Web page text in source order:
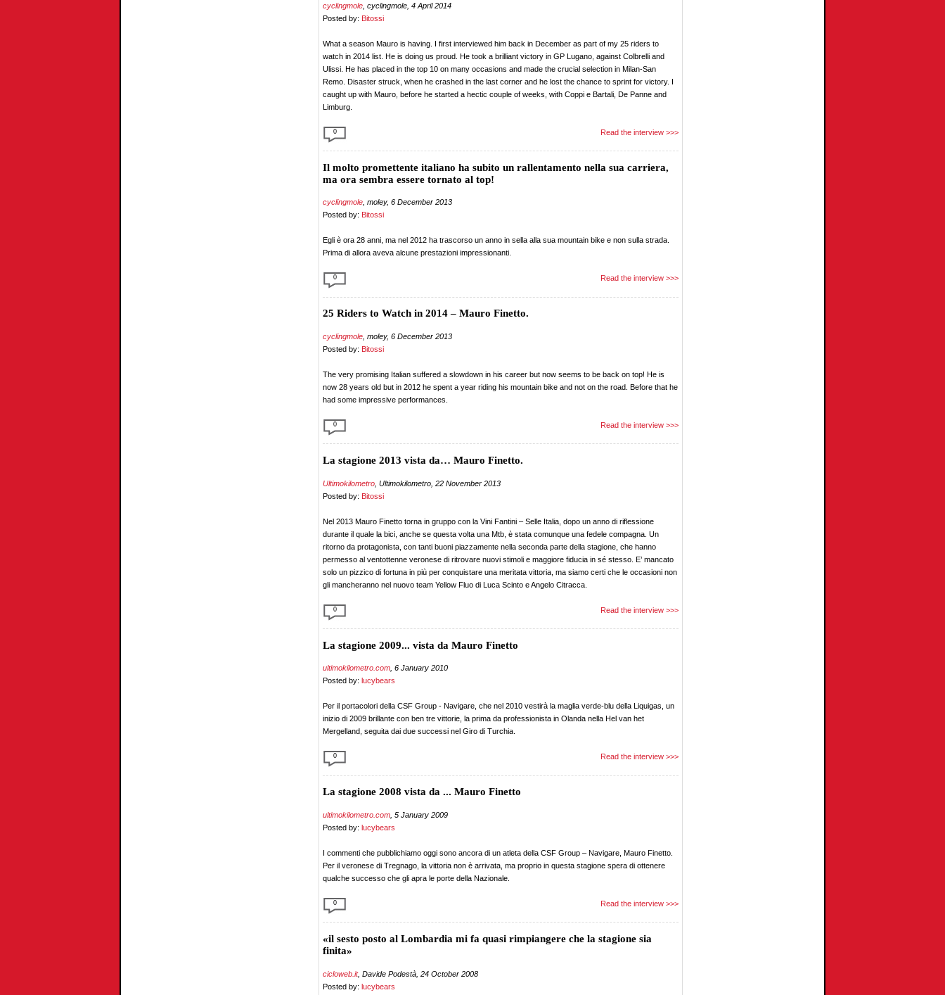
cyclingmole , cyclingmole, 4 April 2014
Posted by: Bitossi
What a season Mauro is having. I first interviewed him back in December as part of my 25 riders to
watch in 2014 list. He is doing us proud. He took a brilliant victory in GP Lugano, against Colbrelli and
Ulissi. He has placed in the top 10 on many occasions and made the crucial selection in Milan-San
Remo. Disaster struck, when he crashed in the last corner and he lost the chance to sprint for victory. I
caught up with Mauro, before he started a hectic couple of weeks, with Coppi e Bartali, De Panne and
Limburg.
0 Read the interview >>>
Il molto promettente italiano ha subito un rallentamento nella sua carriera,
ma ora sembra essere tornato al top!
cyclingmole, moley, 6 December 2013
Posted by: Bitossi
Egli è ora 28 anni, ma nel 2012 ha trascorso un anno in sella alla sua mountain bike e non sulla strada.
Prima di allora aveva alcune prestazioni impressionanti.
0 Read the interview >>>
25 Riders to Watch in 2014 – Mauro Finetto.
cyclingmole , moley, 6 December 2013
Posted by: Bitossi
The very promising Italian suffered a slowdown in his career but now seems to be back on top! He is
now 28 years old but in 2012 he spent a year riding his mountain bike and not on the road. Before that he
had some impressive performances.
0 Read the interview >>>
La stagione 2013 vista da… Mauro Finetto.
Ultimokilometro , Ultimokilometro, 22 November 2013
Posted by: Bitossi
Nel 2013 Mauro Finetto torna in gruppo con la Vini Fantini – Selle Italia, dopo un anno di riflessione
durante il quale la bici, anche se questa volta una Mtb, è stata comunque una fedele compagna. Un
ritorno da protagonista, con tanti buoni piazzamente nella seconda parte della stagione, che hanno
permesso al ventottenne veronese di ritrovare nuovi stimoli e maggiore fiducia in sé stesso. E’ mancato
solo un pizzico di fortuna in più per conquistare una meritata vittoria, ma siamo certi che le occasioni non
gli mancheranno nel nuovo team Yellow Fluo di Luca Scinto e Angelo Citracca.
0 Read the interview >>>
La stagione 2009... vista da Mauro Finetto
ultimokilometro.com , 6 January 2010
Posted by: lucybears
Per il portacolori della CSF Group - Navigare, che nel 2010 vestirà la maglia verde-blu della Liquigas, un
inizio di 2009 brillante con ben tre vittorie, la prima da professionista in Olanda nella Hel van het
Mergelland, seguita dai due successi nel Giro di Turchia.
0 Read the interview >>>
La stagione 2008 vista da ... Mauro Finetto
ultimokilometro.com , 5 January 2009
Posted by: lucybears
I commenti che pubblichiamo oggi sono ancora di un atleta della CSF Group – Navigare, Mauro Finetto.
Per il veronese di Tregnago, la vittoria non è arrivata, ma proprio in questa stagione spera di ottenere
qualche successo che gli apra le porte della Nazionale.
0 Read the interview >>>
«il sesto posto al Lombardia mi fa quasi rimpiangere che la stagione sia
finita»
cicloweb.it, Davide Podestà, 24 October 2008
Posted by: lucybears